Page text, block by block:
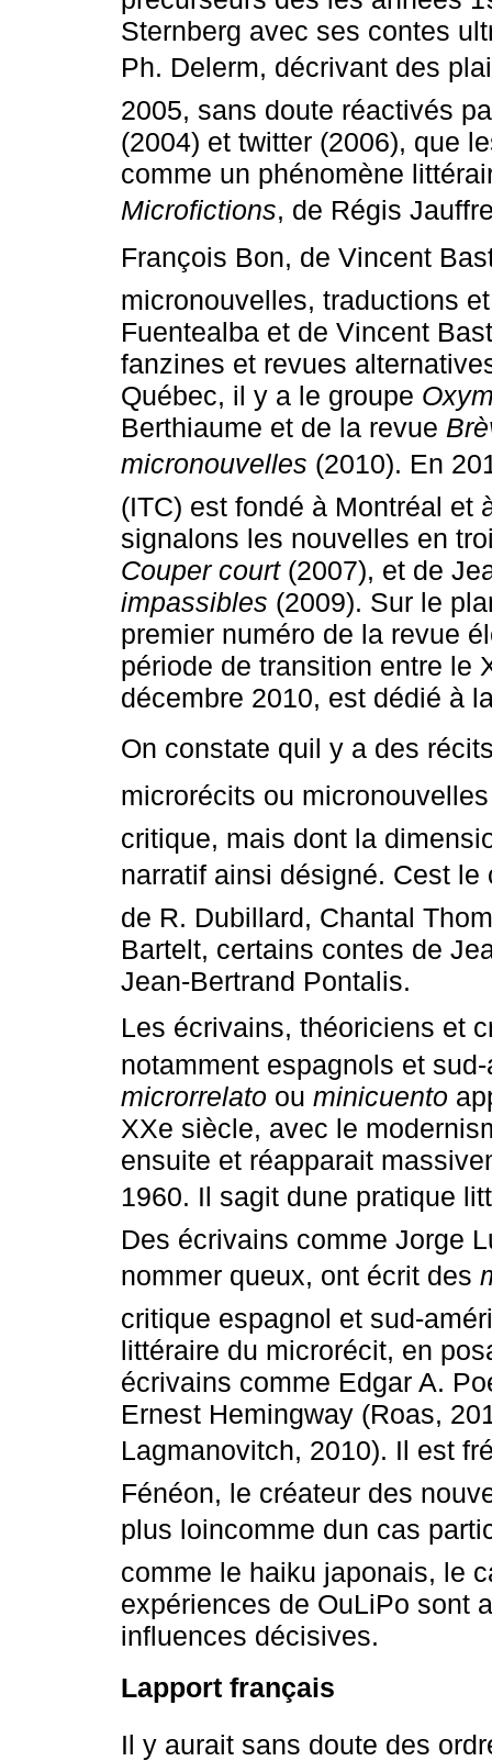
Sternberg avec ses contes
Ph. Delerm, décrivant des
2005, sans doute réactivés
(2004) et twitter (2006), que
comme un phénomène
Microfictions, de Régis
François Bon, de Vincent
micronouvelles, traductions
Fuentealba et de Vincent
fanzines et revues
Québec, il y a le groupe
Berthiaume et de la revue
micronouvelles (2010). En
(ITC) est fondé à Montréal et
signalons les nouvelles en
Couper court(2007), et de
impassibles (2009). Sur le
premier numéro de la revue
période de transition entre le
décembre 2010, est dédié à
On constate quil y a des
microrécits ou micronouvelles
critique, mais dont la
narratif ainsi désigné. Cest
de R. Dubillard, Chantal
Bartelt, certains contes de
Jean-Bertrand Pontalis.
Les écrivains, théoriciens et
notamment espagnols et
microrrelato ou minicuento
XXe siècle, avec le
ensuite et réapparait
1960. Il sagit dune pratique
Des écrivains comme Jorge
nommer queux, ont écrit des
critique espagnol et sud-
littéraire du microrécit, en
écrivains comme Edgar A.
Ernest Hemingway (Roas,
Lagmanovitch, 2010). Il est
Fénéon, le créateur des
plus loincomme dun cas
comme le haiku japonais, le
expériences de OuLiPo sont
influences décisives.
Lapport français
Il y aurait sans doute des